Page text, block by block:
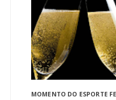
MOMENTO DO ESPORTE